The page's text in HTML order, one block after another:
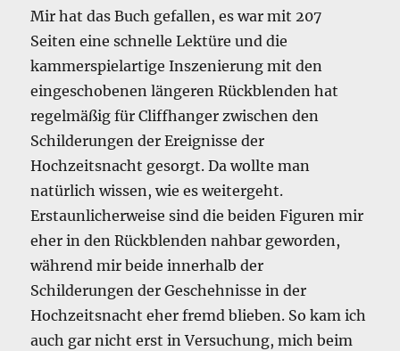
Mir hat das Buch gefallen, es war mit 207
Seiten eine schnelle Lektüre und die
kammerspielartige Inszenierung mit den
eingeschobenen längeren Rückblenden hat
regelmäßig für Cliffhanger zwischen den
Schilderungen der Ereignisse der
Hochzeitsnacht gesorgt. Da wollte man
natürlich wissen, wie es weitergeht.
Erstaunlicherweise sind die beiden Figuren mir
eher in den Rückblenden nahbar geworden,
während mir beide innerhalb der
Schilderungen der Geschehnisse in der
Hochzeitsnacht eher fremd blieben. So kam ich
auch gar nicht erst in Versuchung, mich beim